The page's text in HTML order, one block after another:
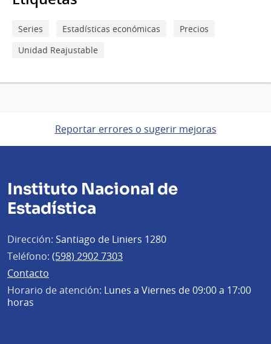
Series Estadísticas económicas
Precios
Unidad Reajustable
Reportar errores o sugerir mejoras
Instituto Nacional de
Estadística
Dirección: Santiago de Liniers 1280
Teléfono: (598) 2902 7303
Contacto
Horario de atención: Lunes a Viernes de 09:00 a 17:00
horas